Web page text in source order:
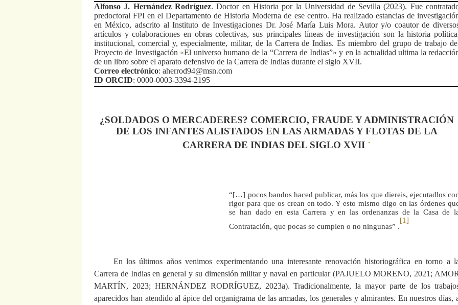
Alfonso J. Hernández Rodríguez.Doctor en Historia por la Universidad de Sevilla (2023). Fue
predoctoral FPI en el Departamento de Historia Moderna de ese centro. Ha realizado estancias de
en México, adscrito al Instituto de Investigaciones Dr. José María Luis Mora. Autor y/o coautor de
artículos y colaboraciones en obras colectivas, sus principales líneas de investigación son la historia
institucional, comercial y, especialmente, militar, de la Carrera de Indias. Es miembro del grupo de trabajo
Proyecto de Investigación «El universo humano de la “Carrera de Indias”» y en la actualidad ultima la
de un libro sobre el aparato defensivo de la Carrera de Indias durante el siglo XVII.
Correo electrónico: aherrod94@msn.com
ID ORCID: 0000-0003-3394-2195
¿SOLDADOS O MERCADERES? COMERCIO, FRAUDE Y ADMINISTRACIÓN
DE LOS INFANTES ALISTADOS EN LAS ARMADAS Y FLOTAS DE LA
CARRERA DE INDIAS DEL SIGLO XVII ·
“[…] pocos bandos haced publicar, más los que diereis, ejecutadlos
rigor para que os crean en todo. Y esto mismo digo en las órdenes
se han dado en esta Carrera y en las ordenanzas de la Casa de
Contratación, que pocas se cumplen o no ningunas” .
[1]
En los últimos años venimos experimentando una interesante renovación historiográfica en torno a
Carrera de Indias en general y su dimensión militar y naval en particular (PAJUELO MORENO, 2021; AMOR
MARTÍN, 2023; HERNÁNDEZ RODRÍGUEZ, 2023a). Tradicionalmente, la mayor parte de los
aparecidos han atendido al ápice del organigrama de las armadas, los generales y almirantes. En nuestros días,